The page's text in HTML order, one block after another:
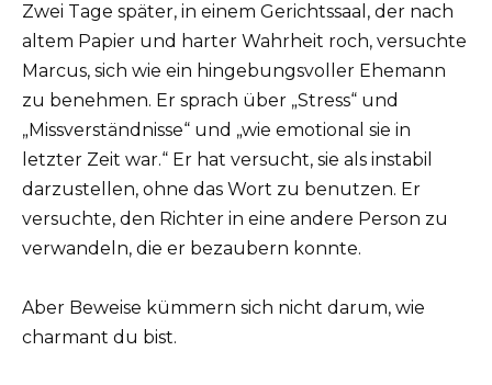
Zwei Tage später, in einem Gerichtssaal, der nach
altem Papier und harter Wahrheit roch, versuchte
Marcus, sich wie ein hingebungsvoller Ehemann
zu benehmen. Er sprach über „Stress“ und
„Missverständnisse“ und „wie emotional sie in
letzter Zeit war.“ Er hat versucht, sie als instabil
darzustellen, ohne das Wort zu benutzen. Er
versuchte, den Richter in eine andere Person zu
verwandeln, die er bezaubern konnte.
Aber Beweise kümmern sich nicht darum, wie
charmant du bist.